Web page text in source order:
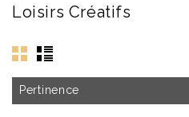
Loisirs Créatifs
Pertinence